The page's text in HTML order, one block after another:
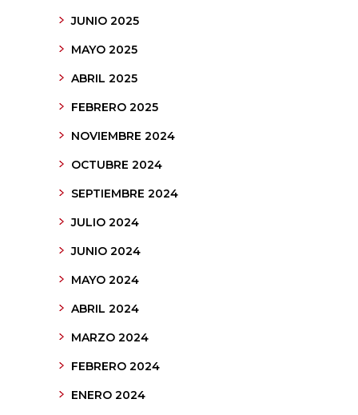
JUNIO 2025
MAYO 2025
ABRIL 2025
FEBRERO 2025
NOVIEMBRE 2024
OCTUBRE 2024
SEPTIEMBRE 2024
JULIO 2024
JUNIO 2024
MAYO 2024
ABRIL 2024
MARZO 2024
FEBRERO 2024
ENERO 2024